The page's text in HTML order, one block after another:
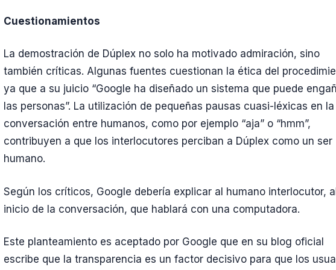
Cuestionamientos
La demostración de Dúplex no solo ha motivado admiración, sino
también críticas. Algunas fuentes cuestionan la ética del
ya que a su juicio “Google ha diseñado un sistema que puede
las personas”. La utilización de pequeñas pausas cuasi-léxicas en la
conversación entre humanos, como por ejemplo “aja” o “hmm”,
contribuyen a que los interlocutores perciban a Dúplex como un ser
humano.
Según los críticos, Google debería explicar al humano interlocutor,
inicio de la conversación, que hablará con una computadora.
Este planteamiento es aceptado por Google que en su blog oficial
escribe que la transparencia es un factor decisivo para que los